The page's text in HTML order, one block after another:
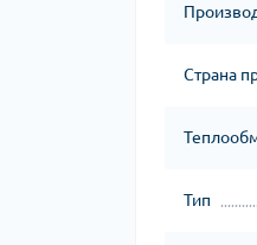
Страна
Тип